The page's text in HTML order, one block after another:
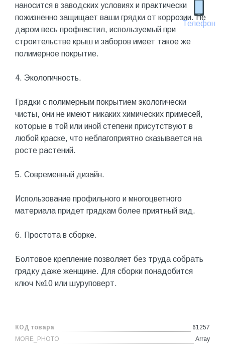
Телефон
наносится в заводских условиях и практически
пожизненно защищает ваши грядки от коррозии. Не
даром весь профнастил, используемый при
строительстве крыш и заборов имеет такое же
полимерное покрытие.
4. Экологичность.
Грядки с полимерным покрытием экологически
чисты, они не имеют никаких химических примесей,
которые в той или иной степени присутствуют в
любой краске, что неблагоприятно сказывается на
росте растений.
5. Современный дизайн.
Использование профильного и многоцветного
материала придет грядкам более приятный вид.
6. Простота в сборке.
Болтовое крепление позволяет без труда собрать
грядку даже женщине. Для сборки понадобится
ключ №10 или шуруповерт.
КОД товара
61257
MORE_PHOTO
Array